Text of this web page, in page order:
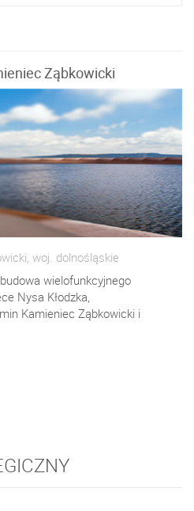
Ząbkowicki
woj. dolnośląskie
wielofunkcyjnego
Nysa Kłodzka,
Kamieniec Ząbkowicki i